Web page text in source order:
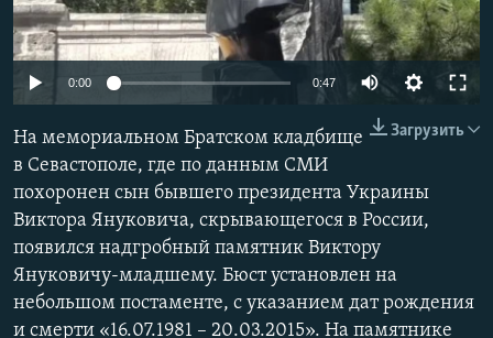
ПОБЕДИТЕЛЕЙ НЕ СУДЯТ?
КРЫМ.НЕПОКОРЕННЫЙ
УКРАИНСКАЯ ПРОБЛЕМА КРЫМА
ПРИСОЕДИНЯЙТЕСЬ!
Все сайты RFE/RL
0:00 0:47
Загрузить
На мемориальном Братском кладбище
в Севастополе, где по данным СМИ
похоронен сын бывшего президента Украины
Виктора Януковича, скрывающегося в России,
появился надгробный памятник Виктору
Януковичу-младшему. Бюст установлен на
небольшом постаменте, с указанием дат рождения
и смерти «16.07.1981 – 20.03.2015». На памятнике